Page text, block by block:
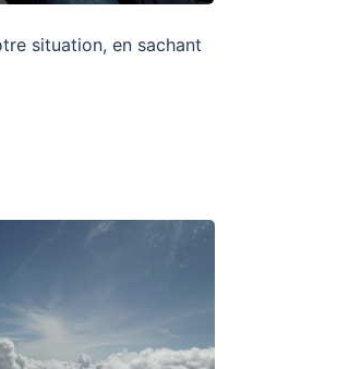
situation, en sachant